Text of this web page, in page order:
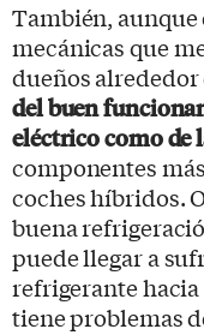
También, aunque
mecánicas que
dueños
del buen
eléctrico como de
componentes
coches híbridos.
buena
puede llegar a
refrigerante
tiene problemas